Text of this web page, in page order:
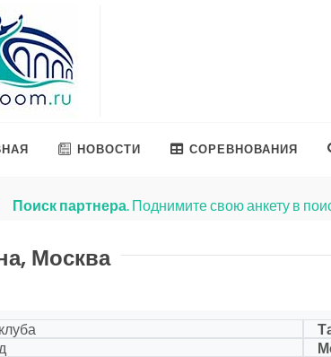
НОВОСТИ СОРЕВНОВАНИЯ
Поиск партнера. Поднимите свою анкету в
Москва